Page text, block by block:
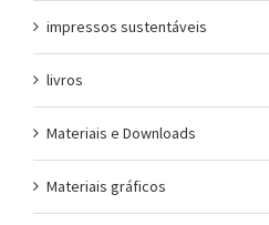
impressos sustentáveis
livros
Materiais e Downloads
Materiais gráficos